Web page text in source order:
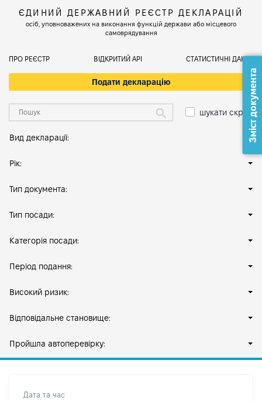
ЄДИНИЙ ДЕРЖАВНИЙ РЕЄСТР ДЕКЛАРАЦІЙ
осіб, уповноважених на виконання функцій держави або місцевого
самоврядування
ПРО РЕЄСТР ВІДКРИТИЙ АРІ СТАТИСТИЧНІ ДАНІ
Подати декларацію
шукати скрізь
Вид декларації:
Рік:
Тип документа:
Тип посади:
Категорія посади:
Період подання:
Високий ризик:
Відповідальне становище:
Пройшла автоперевірку:
Дата та час
Зміст документа